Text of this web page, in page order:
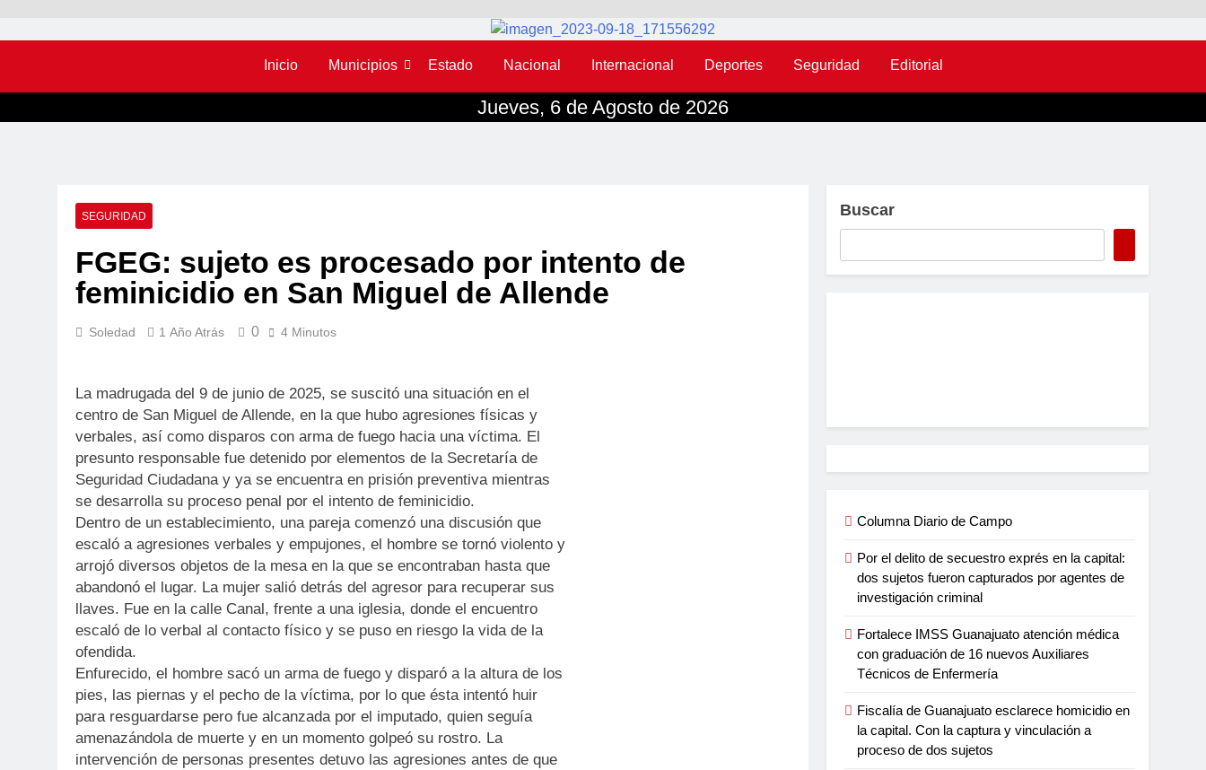
Inicio Municipios Estado Nacional Internacional Deportes Seguridad Editorial
Jueves, 6 de Agosto de 2026
SEGURIDAD
FGEG: sujeto es procesado por intento de
feminicidio en San Miguel de Allende
Soledad 1 Año Atrás 0 4 Minutos
La madrugada del 9 de junio de 2025, se suscitó una situación en el
centro de San Miguel de Allende, en la que hubo agresiones físicas y
verbales, así como disparos con arma de fuego hacia una víctima. El
presunto responsable fue detenido por elementos de la Secretaría de
Seguridad Ciudadana y ya se encuentra en prisión preventiva mientras
se desarrolla su proceso penal por el intento de feminicidio.
Dentro de un establecimiento, una pareja comenzó una discusión que
escaló a agresiones verbales y empujones, el hombre se tornó violento y
arrojó diversos objetos de la mesa en la que se encontraban hasta que
abandonó el lugar. La mujer salió detrás del agresor para recuperar sus
llaves. Fue en la calle Canal, frente a una iglesia, donde el encuentro
escaló de lo verbal al contacto físico y se puso en riesgo la vida de la
ofendida.
Enfurecido, el hombre sacó un arma de fuego y disparó a la altura de los
pies, las piernas y el pecho de la víctima, por lo que ésta intentó huir
para resguardarse pero fue alcanzada por el imputado, quien seguía
amenazándola de muerte y en un momento golpeó su rostro. La
intervención de personas presentes detuvo las agresiones antes de que
Buscar
Columna Diario de Campo
Por el delito de secuestro exprés en la capital:
dos sujetos fueron capturados por agentes de
investigación criminal
Fortalece IMSS Guanajuato atención médica
con graduación de 16 nuevos Auxiliares
Técnicos de Enfermería
Fiscalía de Guanajuato esclarece homicidio en
la capital. Con la captura y vinculación a
proceso de dos sujetos